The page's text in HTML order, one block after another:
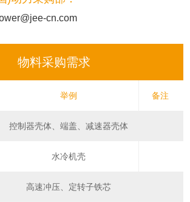
cn.com
物料采购需求
举例 备注
控制器壳体、端盖、减速器壳体
水冷机壳
高速冲压、定转子铁芯